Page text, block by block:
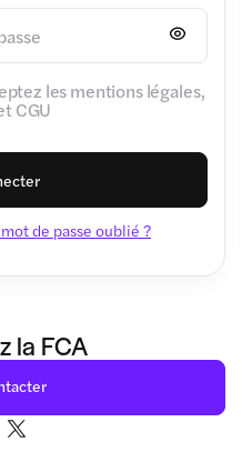
les mentions légales,
CGU
de passe oublié ?
la FCA